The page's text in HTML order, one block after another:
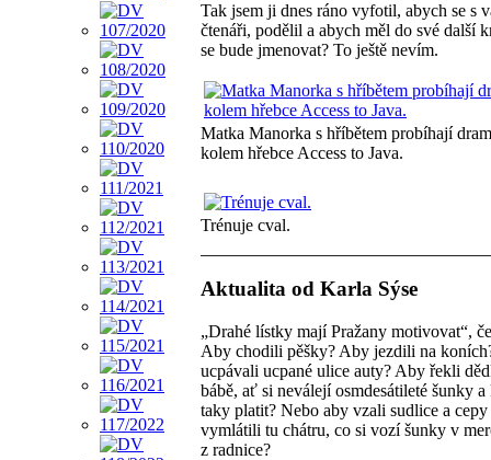
Tak jsem ji dnes ráno vyfotil, abych se s
čtenáři, podělil a abych měl do své další
se bude jmenovat? To ještě nevím.
Matka Manorka s hříbětem probíhají
kolem hřebce Access to Java.
Trénuje cval.
Aktualita od Karla Sýse
„Drahé lístky mají Pražany motivovat“,
Aby chodili pěšky? Aby jezdili na
ucpávali ucpané ulice auty? Aby řekli
bábě, ať si neválejí osmdesátileté šunky
taky platit? Nebo aby vzali sudlice a cepy
vymlátili tu chátru, co si vozí šunky v
z radnice?